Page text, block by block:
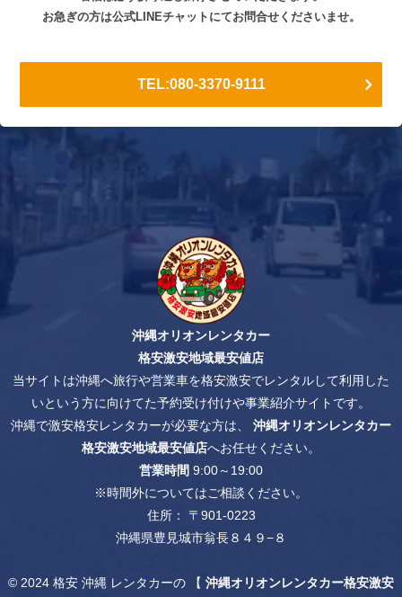
お急ぎの方は公式LINEチャットにてお問合せくださいませ。
TEL:080-3370-9111
沖縄オリオンレンタカー
格安激安地域最安値店
当サイトは沖縄へ旅行や営業車を格安激安でレンタルして利用した
いという方に向けてた予約受け付けや事業紹介サイトです。
沖縄で激安格安レンタカーが必要な方は、 沖縄オリオンレンタカー
格安激安地域最安値店へお任せください。
営業時間 9:00～19:00
※時間外についてはご相談ください。
住所： 〒901-0223
沖縄県豊見城市翁長８４９−８
© 2024 格安 沖縄 レンタカーの 【 沖縄オリオンレンタカー格安激安